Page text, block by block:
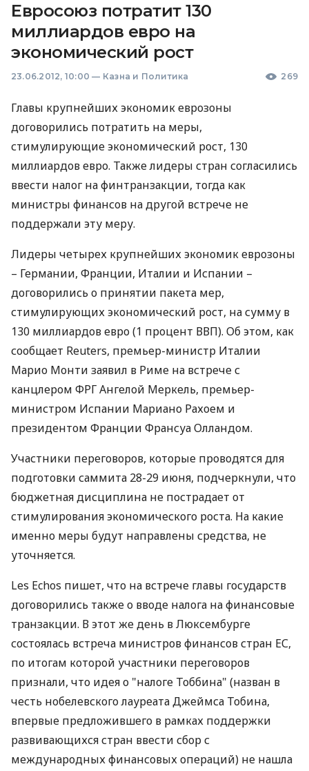
Евросоюз потратит 130
миллиардов евро на
экономический рост
23.06.2012, 10:00 — Казна и Политика 269
Главы крупнейших экономик еврозоны
договорились потратить на меры,
стимулирующие экономический рост, 130
миллиардов евро. Также лидеры стран согласились
ввести налог на финтранзакции, тогда как
министры финансов на другой встрече не
поддержали эту меру.
Лидеры четырех крупнейших экономик еврозоны
– Германии, Франции, Италии и Испании –
договорились о принятии пакета мер,
стимулирующих экономический рост, на сумму в
130 миллиардов евро (1 процент ВВП). Об этом, как
сообщает Reuters, премьер-министр Италии
Марио Монти заявил в Риме на встрече с
канцлером ФРГ Ангелой Меркель, премьер-
министром Испании Мариано Рахоем и
президентом Франции Франсуа Олландом.
Участники переговоров, которые проводятся для
подготовки саммита 28-29 июня, подчеркнули, что
бюджетная дисциплина не пострадает от
стимулирования экономического роста. На какие
именно меры будут направлены средства, не
уточняется.
Les Echos пишет, что на встрече главы государств
договорились также о вводе налога на финансовые
транзакции. В этот же день в Люксембурге
состоялась встреча министров финансов стран ЕС,
по итогам которой участники переговоров
признали, что идея о "налоге Тоббина" (назван в
честь нобелевского лауреата Джеймса Тобина,
впервые предложившего в рамках поддержки
развивающихся стран ввести сбор с
международных финансовых операций) не нашла